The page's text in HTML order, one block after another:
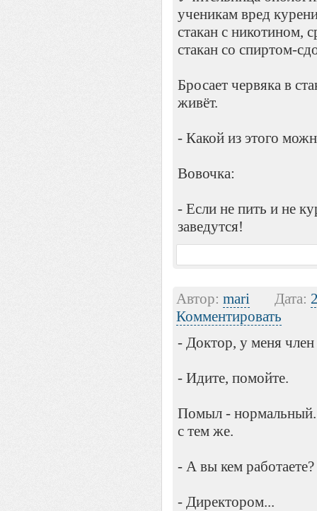
ученикам вред
стакан с никотином,
стакан со спиртом-
Бросает червяка в
живёт.
- Какой из этого
Вовочка:
- Если не пить и не
заведутся!
Автор: mari Дата:
Комментировать
- Доктор, у меня
- Идите, помойте.
Помыл - нормальный.
с тем же.
- А вы кем работаете?
- Директором...